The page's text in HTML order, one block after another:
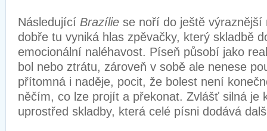
Následující Brazílie se noří do ještě výraznější
dobře tu vyniká hlas zpěvačky, který skladbě
emocionální naléhavost. Píseň působí jako
bol nebo ztrátu, zároveň v sobě ale nenese
přítomná i naděje, pocit, že bolest není
něčím, co lze projít a překonat. Zvlášť silná je
uprostřed skladby, která celé písni dodává